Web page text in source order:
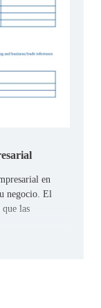
en
negocio. El
las